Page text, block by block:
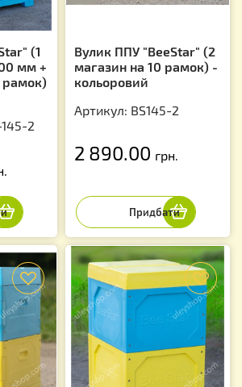
(1
мм +
рамок)
2
Вулик ППУ "BeeStar" (2
магазин на 10 рамок) -
кольоровий
Артикул: BS145-2
2 890.00 грн.
f